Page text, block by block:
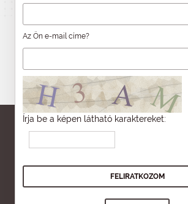
Az Ön e-mail címe?
Írja be a képen látható karaktereket: